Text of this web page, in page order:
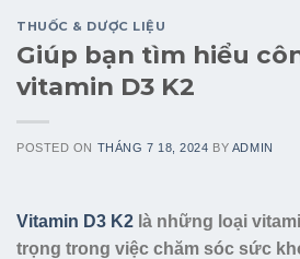
THUỐC & DƯỢC LIỆU
Giúp bạn tìm hiểu
vitamin D3 K2
POSTED ON THÁNG 7 18, 2024 BY ADMIN
Vitamin D3 K2 là những loại
trọng trong việc chăm sóc sức